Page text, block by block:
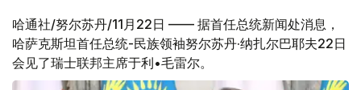
哈通社/努尔苏丹/11月22日 —— 据首任总统新闻处消息，
哈萨克斯坦首任总统-民族领袖努尔苏丹·纳扎尔巴耶夫22日
会见了瑞士联邦主席于利•毛雷尔。